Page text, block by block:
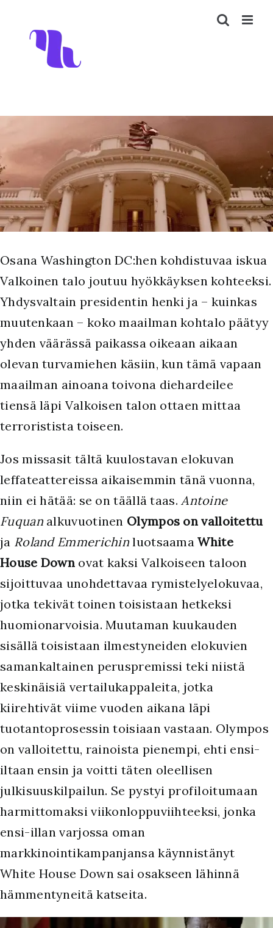
content
Larger
Image
Osana Washington DC:hen kohdistuvaa iskua
Valkoinen talo joutuu hyökkäyksen kohteeksi.
Yhdysvaltain presidentin henki ja – kuinkas
muutenkaan – koko maailman kohtalo päätyy
yhden väärässä paikassa oikeaan aikaan
olevan turvamiehen käsiin, kun tämä vapaan
maailman ainoana toivona diehardeilee
tiensä läpi Valkoisen talon ottaen mittaa
terroristista toiseen.
Jos missasit tältä kuulostavan elokuvan
leffateattereissa aikaisemmin tänä vuonna,
niin ei hätää: se on täällä taas.Antoine
Fuquanalkuvuotinen Olympos on valloitettu
ja Roland Emmerichin luotsaamaWhite
House Down ovat kaksi Valkoiseen taloon
sijoittuvaa unohdettavaa rymistelyelokuvaa,
jotka tekivät toinen toisistaan hetkeksi
huomionarvoisia. Muutaman kuukauden
sisällä toisistaan ilmestyneiden elokuvien
samankaltainen peruspremissi teki niistä
keskinäisiä vertailukappaleita, jotka
kiirehtivät viime vuoden aikana läpi
tuotantoprosessin toisiaan vastaan. Olympos
on valloitettu, rainoista pienempi, ehti ensi-
iltaan ensin ja voitti täten oleellisen
julkisuuskilpailun. Se pystyi profiloitumaan
harmittomaksi viikonloppuviihteeksi, jonka
ensi-illan varjossa oman
markkinointikampanjansa käynnistänyt
White House Down sai osakseen lähinnä
hämmentyneitä katseita.